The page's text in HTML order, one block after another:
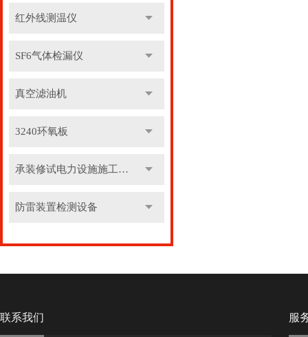
红外线测温仪
SF6气体检漏仪
真空滤油机
3240环氧板
承装修试电力设施施工机具
防雷装置检测设备
联系我们 服